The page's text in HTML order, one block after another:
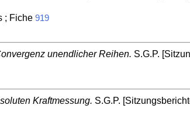
; Fiche 919
unendlicher Reihen. S.G.P.
Kraftmessung. S.G.P.